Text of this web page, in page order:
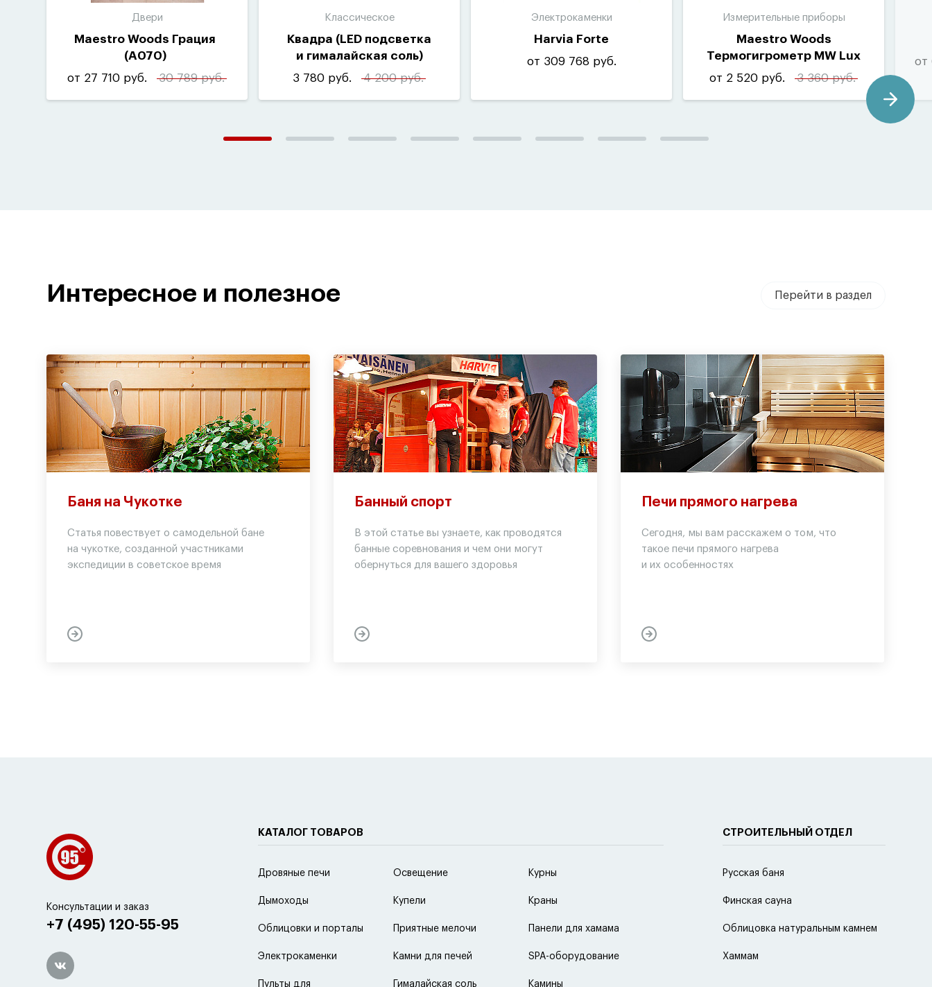
Двери
Maestro Woods Грация
(A070)
от 27 710 руб.
30 789 руб.
Классическое
Квадра (LED подсветка
и гималайская соль)
3 780 руб.
4 200 руб.
Электрокаменки
Harvia Forte
от 309 768 руб.
Измерительные приборы
Maestro Woods
Термогигрометр MW Lux
от 2 520 руб.
3 360 руб.
от
Интересное и полезное Перейти в раздел
Баня на Чукотке
Статья повествует о самодельной бане
на чукотке, созданной участниками
экспедиции в советское время
Банный спорт
В этой статье вы узнаете, как проводятся
банные соревнования и чем они могут
обернуться для вашего здоровья
Печи прямого нагрева
Сегодня, мы вам расскажем о том, что
такое печи прямого нагрева
и их особенностях
Консультации и заказ
+7 (495) 120-55-95
КАТАЛОГ ТОВАРОВ
Дровяные печи
Дымоходы
Облицовки и порталы
Электрокаменки
Пульты для
Освещение
Купели
Приятные мелочи
Камни для печей
Гималайская соль
Курны
Краны
Панели для хамама
SPA-оборудование
Камины
СТРОИТЕЛЬНЫЙ ОТДЕЛ
Русская баня
Финская сауна
Облицовка натуральным камнем
Хаммам